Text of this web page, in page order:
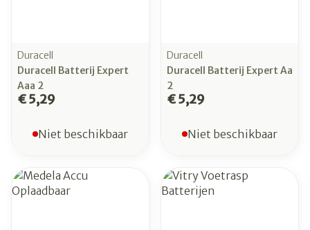
Duracell
Duracell Batterij Expert
Aaa 2
€ 5,29
Niet beschikbaar
Duracell
Duracell Batterij Expert Aa
2
€ 5,29
Niet beschikbaar